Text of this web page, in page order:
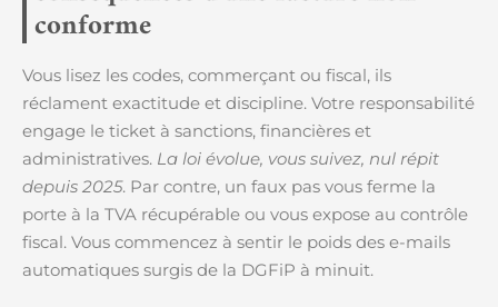
conforme
Vous lisez les codes, commerçant ou fiscal, ils
réclament exactitude et discipline. Votre responsabilité
engage le ticket à sanctions, financières et
administratives. La loi évolue, vous suivez, nul répit
depuis 2025. Par contre, un faux pas vous ferme la
porte à la TVA récupérable ou vous expose au contrôle
fiscal. Vous commencez à sentir le poids des e-mails
automatiques surgis de la DGFiP à minuit.